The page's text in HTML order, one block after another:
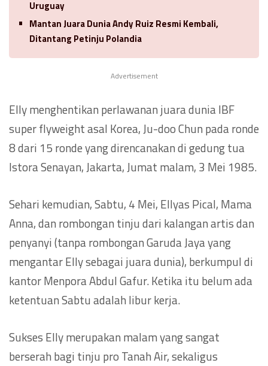
Uruguay
Mantan Juara Dunia Andy Ruiz Resmi Kembali,
Ditantang Petinju Polandia
Advertisement
Elly menghentikan perlawanan juara dunia IBF
super flyweight asal Korea, Ju-doo Chun pada ronde
8 dari 15 ronde yang direncanakan di gedung tua
Istora Senayan, Jakarta, Jumat malam, 3 Mei 1985.
Sehari kemudian, Sabtu, 4 Mei, Ellyas Pical, Mama
Anna, dan rombongan tinju dari kalangan artis dan
penyanyi (tanpa rombongan Garuda Jaya yang
mengantar Elly sebagai juara dunia), berkumpul di
kantor Menpora Abdul Gafur. Ketika itu belum ada
ketentuan Sabtu adalah libur kerja.
Sukses Elly merupakan malam yang sangat
berserah bagi tinju pro Tanah Air, sekaligus